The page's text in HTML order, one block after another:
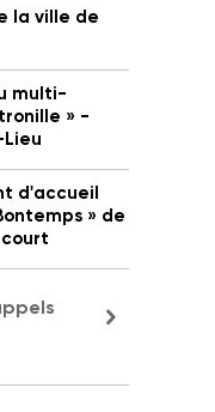
la ville de
multi-
» -
d'accueil
» de